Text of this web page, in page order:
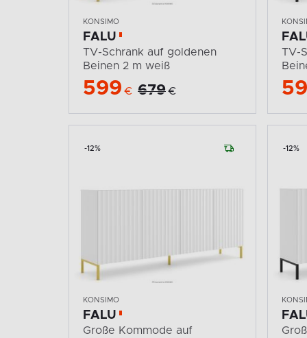
KONSIMO
FALU
TV-Schrank auf goldenen
Beinen 2 m weiß
599 € 679 €
TV-
-12%
KONSIMO
FALU
Große Kommode auf
-12%